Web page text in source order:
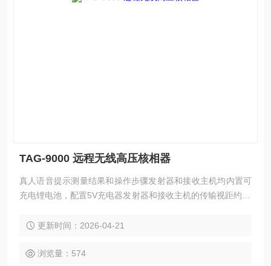
TAG-9000 远程无线高压核相器
真人语音提示测量结果和操作步骤发射器和接收主机均内置可
充电锂电池，配置5V充电器发射器和接收主机的传输视距约10
更新时间：2026-04-21
浏览量：574